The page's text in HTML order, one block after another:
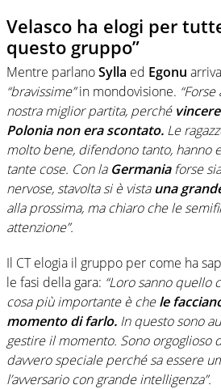
Velasco ha elogi per
questo gruppo”
Mentre parlanoSylla ed Egonu arriva
“bravissime”in mondovisione.
nostra miglior partita, perché
Polonia non era scontato. Le
molto bene, difendono tanto, hanno
tante cose. Con la Germaniaforse
nervose, stavolta si è vistauna
alla prossima, ma chiaro che le
attenzione”.
Il CT elogia il gruppo per come ha
le fasi della gara: “Loro sanno quello
cosa più importante è chele
momento di farlo. In questo sono
gestire il momento. Sono orgoglioso
davvero speciale perché sa essere
l’avversario con grande intelligenza”.